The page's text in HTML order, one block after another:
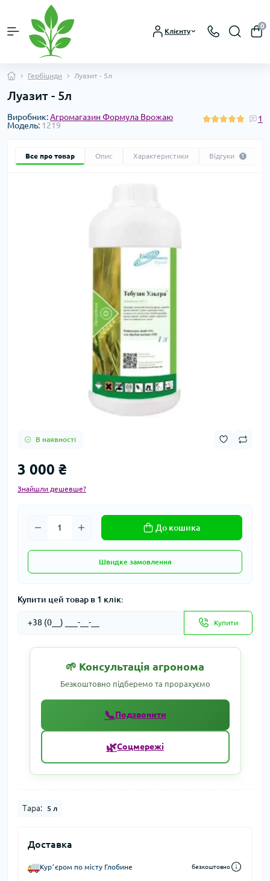
Клієнту
0
Гербіциди Луазит - 5л
Луазит - 5л
Виробник:Агромагазин Формула Врожаю
Модель: 1219
1
Все про товар Опис Характеристики Відгуки 1
В наявності
3 000 ₴
Знайшли дешевше?
До кошика
Швидке замовлення
Купити цей товар в 1 клік:
Купити
🌱 Консультація агронома
Безкоштовно підберемо та прорахуємо
📞Подзвонити
🌿Соцмережі
Тара: 5 л
Доставка
Курʼєром по місту Глобине безкоштовно